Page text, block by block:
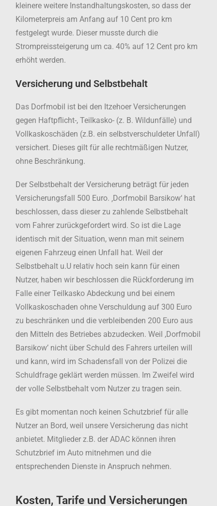
kleinere weitere Instandhaltungskosten, so dass der
Kilometerpreis am Anfang auf 10 Cent pro km
festgelegt wurde. Dieser musste durch die
Strompreissteigerung um ca. 40% auf 12 Cent pro km
erhöht werden.
Versicherung und Selbstbehalt
Das Dorfmobil ist bei den Itzehoer Versicherungen
gegen Haftpflicht-, Teilkasko- (z. B. Wildunfälle) und
Vollkaskoschäden (z.B. ein selbstverschuldeter Unfall)
versichert. Dieses gilt für alle rechtmäßigen Nutzer,
ohne Beschränkung.
Der Selbstbehalt der Versicherung beträgt für jeden
Versicherungsfall 500 Euro. ‚Dorfmobil Barsikow‘ hat
beschlossen, dass dieser zu zahlende Selbstbehalt
vom Fahrer zurückgefordert wird. So ist die Lage
identisch mit der Situation, wenn man mit seinem
eigenen Fahrzeug einen Unfall hat. Weil der
Selbstbehalt u.U relativ hoch sein kann für einen
Nutzer, haben wir beschlossen die Rückforderung im
Falle einer Teilkasko Abdeckung und bei einem
Vollkaskoschaden ohne Verschuldung auf 300 Euro
zu beschränken und die verbleibenden 200 Euro aus
den Mitteln des Betriebes abzudecken. Weil ,Dorfmobil
Barsikow’ nicht über Schuld des Fahrers urteilen will
und kann, wird im Schadensfall von der Polizei die
Schuldfrage geklärt werden müssen. Im Zweifel wird
der volle Selbstbehalt vom Nutzer zu tragen sein.
Es gibt momentan noch keinen Schutzbrief für alle
Nutzer an Bord, weil unsere Versicherung das nicht
anbietet. Mitglieder z.B. der ADAC können ihren
Schutzbrief im Auto mitnehmen und die
entsprechenden Dienste in Anspruch nehmen.
Kosten, Tarife und Versicherungen